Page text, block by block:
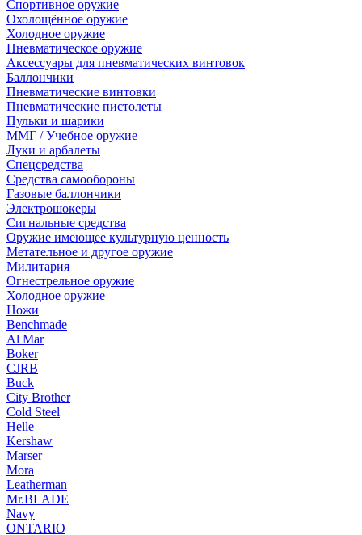
Спортивное оружие
Охолощённое оружие
Холодное оружие
Пневматическое оружие
Аксессуары для пневматических винтовок
Баллончики
Пневматические винтовки
Пневматические пистолеты
Пульки и шарики
ММГ / Учебное оружие
Луки и арбалеты
Спецсредства
Средства самообороны
Газовые баллончики
Электрошокеры
Сигнальные средства
Оружие имеющее культурную ценность
Метательное и другое оружие
Милитария
Огнестрельное оружие
Холодное оружие
Ножи
Benchmade
Al Mar
Boker
CJRB
Buck
City Brother
Cold Steel
Helle
Kershaw
Marser
Mora
Leatherman
Mr.BLADE
Navy
ONTARIO